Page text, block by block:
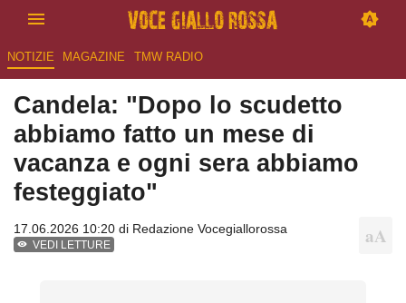
NOTIZIE MAGAZINE TMW RADIO
Candela: "Dopo lo scudetto
abbiamo fatto un mese di
vacanza e ogni sera abbiamo
festeggiato"
17.06.2026 10:20 di Redazione Vocegiallorossa
VEDI LETTURE